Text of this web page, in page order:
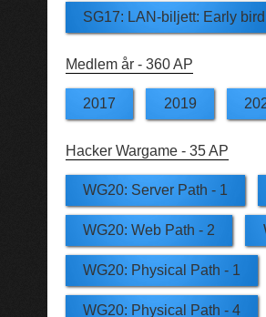
SG17: LAN-biljett: Early bird
Medlem år - 360 AP
2017 2019
Hacker Wargame - 35 AP
WG20: Server Path - 1
WG20: Web Path - 2
WG20: Physical Path - 1
WG20: Physical Path - 4